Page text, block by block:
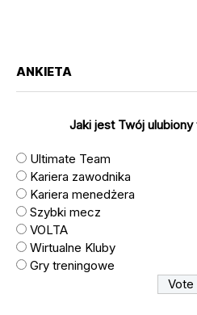
ANKIETA
Jaki jest Twój
Ultimate Team
Kariera zawodnika
Kariera menedżera
Szybki mecz
VOLTA
Wirtualne Kluby
Gry treningowe